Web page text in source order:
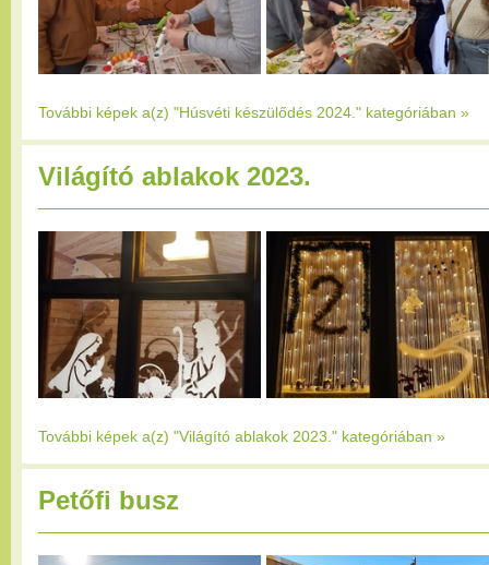
További képek a(z) "Húsvéti készülődés 2024." kategóriában »
Világító ablakok 2023.
További képek a(z) "Világító ablakok 2023." kategóriában »
Petőfi busz